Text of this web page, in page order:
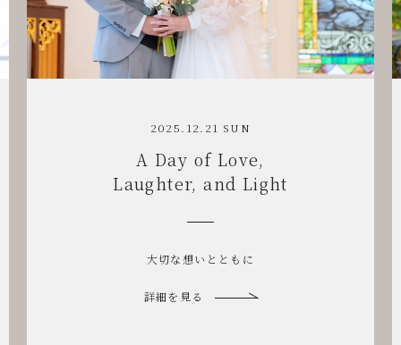
2025.11.29 SAT
Warm Hearts
& Relaxed Vibes
笑顔がほどける結婚式
詳細を見る